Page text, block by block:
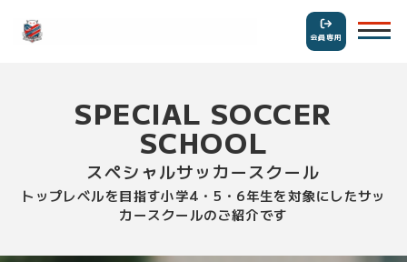
会員専用
SPECIAL SOCCER
SCHOOL
スペシャルサッカースクール
トップレベルを目指す小学4・5・6年生を対象にしたサッ
カースクールのご紹介です